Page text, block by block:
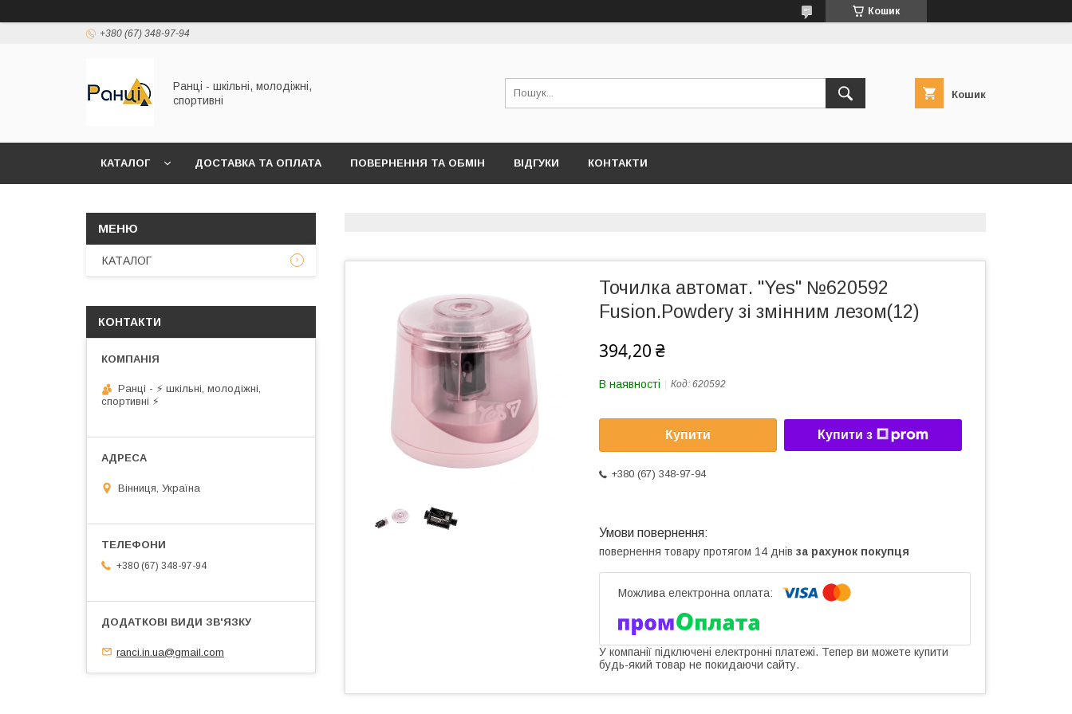
Кошик
+380 (67) 348-97-94
Ранці - шкільні, молодіжні,
спортивні
Кошик
КАТАЛОГ ДОСТАВКА ТА ОПЛАТА ПОВЕРНЕННЯ ТА ОБМІН ВІДГУКИ КОНТАКТИ
Точилка автомат. "Yes" №620592
Fusion.Powdery зі змінним лезом(12)
394,20 ₴
В наявності Код: 620592
Купити Купити з
+380 (67) 348-97-94
повернення товару протягом 14 днів за рахунок покупця
У компанії підключені електронні платежі. Тепер ви можете купити
будь-який товар не покидаючи сайту.
КАТАЛОГ
КОНТАКТИ
Ранці - ⚡ шкільні, молодіжні,
спортивні ⚡
Вінниця, Україна
+380 (67) 348-97-94
ranci.in.ua@gmail.com